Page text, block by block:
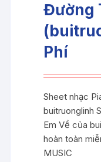
Đường
Phí
Sheet nhạc
buitruonglinh
Em Về của
hoàn toàn
MUSIC